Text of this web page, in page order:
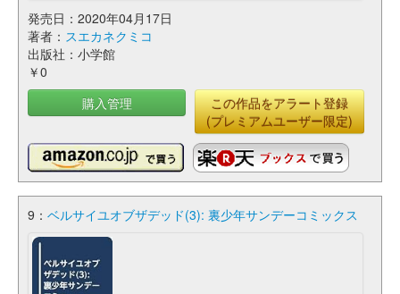
発売日：2020年04月17日
著者： スエカネクミコ
出版社：小学館
￥0
購入管理
この作品をアラート登録
(プレミアムユーザー限定)
9： ベルサイユオブザデッド(3): 裏少年サンデーコミックス